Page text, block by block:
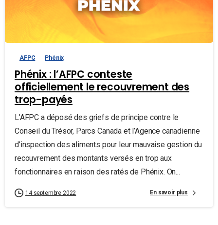
AFPC Phénix
Phénix : l’AFPC conteste
officiellement le recouvrement des
trop-payés
L’AFPC a déposé des griefs de principe contre le
Conseil du Trésor, Parcs Canada et l’Agence canadienne
d’inspection des aliments pour leur mauvaise gestion du
recouvrement des montants versés en trop aux
fonctionnaires en raison des ratés de Phénix. On...
14 septembre 2022 En savoir plus